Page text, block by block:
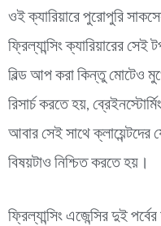
ওই ক্যারিয়ারে পুরোপুরি
ফ্রিল্যান্সিং ক্যারিয়ারের
বিল্ড আপ করা কিন্তু মোটেও
রিসার্চ করতে হয়,
আবার সেই সাথে ক্লায়েন্টদের
বিষয়টাও নিশ্চিত করতে হয়।
ফ্রিল্যান্সিং এজেন্সির দুই